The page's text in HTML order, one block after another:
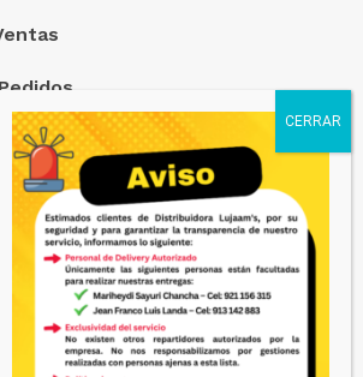
LUJAAM’S
al servicio de estudiantes,
de familia, y al público en general,
distribuidos en marcas y ciclos
los grados de la Educación Básica